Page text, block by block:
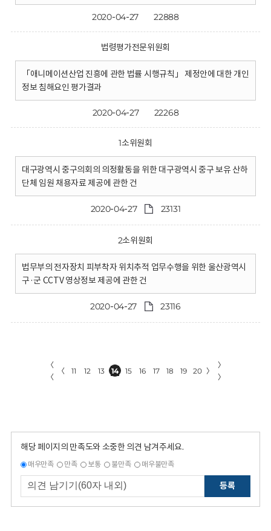
2020-04-27 22888
법령평가전문위원회
「애니메이션산업 진흥에 관한 법률 시행규칙」 제정안에 대한 개인
정보 침해요인 평가결과
2020-04-27 22268
1소위원회
대구광역시 중구의회의 의정활동을 위한 대구광역시 중구 보유 산하
단체 임원 채용자료 제공에 관한 건
2020-04-27 23131
2소위원회
법무부의 전자장치 피부착자 위치추적 업무수행을 위한 울산광역시
구·군 CCTV 영상정보 제공에 관한 건
2020-04-27 23116
〈
〈
〈 11 12 13 14 15 16 17 18 19 20 〉
〉
〉
해당 페이지의 만족도와 소중한 의견 남겨주세요.
매우만족 만족 보통 불만족 매우불만족
등록